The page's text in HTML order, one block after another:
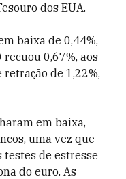
dos EUA.
baixa de 0,44%,
recuou 0,67%, aos
de 1,22%,
em baixa,
uma vez que
de estresse
do euro. As